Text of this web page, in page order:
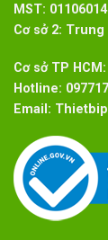
MST:
Cơ sở 2: Trung
Cơ sở TP
Hotline:
Email: